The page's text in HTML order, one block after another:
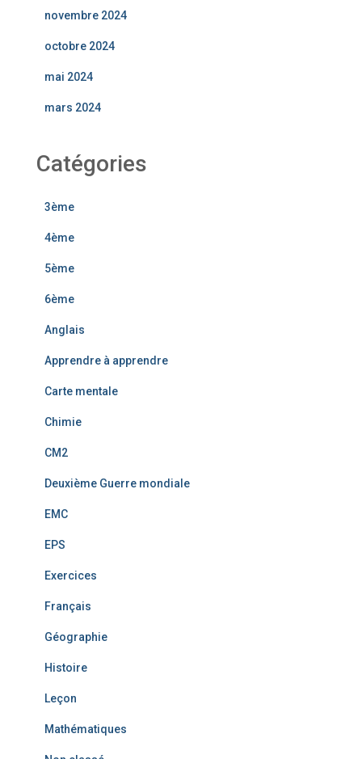
novembre 2024
octobre 2024
mai 2024
mars 2024
Catégories
3ème
4ème
5ème
6ème
Anglais
Apprendre à apprendre
Carte mentale
Chimie
CM2
Deuxième Guerre mondiale
EMC
EPS
Exercices
Français
Géographie
Histoire
Leçon
Mathématiques